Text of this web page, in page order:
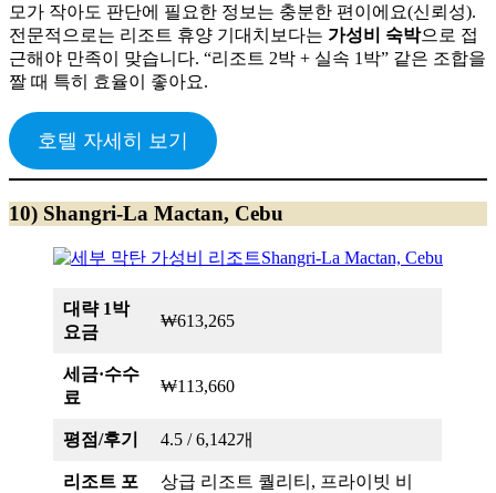
모가 작아도 판단에 필요한 정보는 충분한 편이에요(신뢰성).
전문적으로는 리조트 휴양 기대치보다는 가성비 숙박으로 접
근해야 만족이 맞습니다. “리조트 2박 + 실속 1박” 같은 조합을
짤 때 특히 효율이 좋아요.
호텔 자세히 보기
10) Shangri-La Mactan, Cebu
대략 1박
요금
₩613,265
세금·수수
료
₩113,660
평점/후기 4.5 / 6,142개
리조트 포
상급 리조트 퀄리티, 프라이빗 비